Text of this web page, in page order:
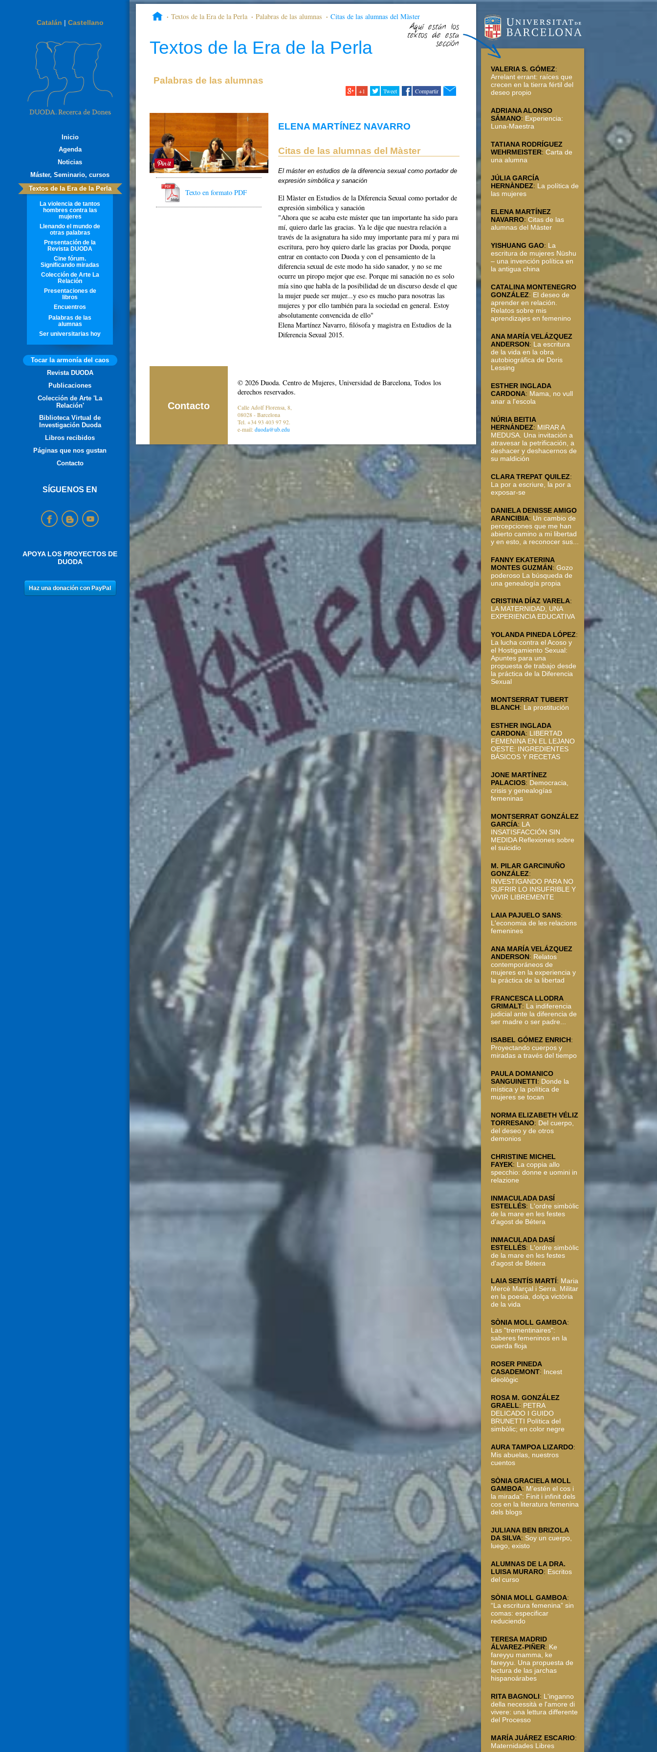
Catalán | Castellano
Inicio
Agenda
Noticias
Máster, Seminario, cursos
Textos de la Era de la Perla
La violencia de tantos
hombres contra las
mujeres
Llenando el mundo de
otras palabras
Presentación de la
Revista DUODA
Cine fórum.
Significando miradas
Colección de Arte La
Relación
Presentaciones de
libros
Encuentros
Palabras de las
alumnas
Ser universitarias hoy
Tocar la armonía del caos
Revista DUODA
Publicaciones
Colección de Arte 'La
Relación'
Biblioteca Virtual de
Investigación Duoda
Libros recibidos
Páginas que nos gustan
Contacto
SÍGUENOS EN
APOYA LOS PROYECTOS DE
DUODA
Textos de la Era de la Perla Palabras de las alumnas Citas de las alumnas del Màster
Aquí están los
textos de esta
sección
Textos de la Era de la Perla
Palabras de las alumnas
+1 Tweet Compartir
Texto en formato PDF
ELENA MARTÍNEZ NAVARRO
Citas de las alumnas del Màster
El máster en estudios de la diferencia sexual como portador de
expresión simbólica y sanación
El Màster en Estudios de la Diferencia Sexual como portador de
expresión simbólica y sanación
"Ahora que se acaba este máster que tan importante ha sido para
mí, quiero darle las gracias. Ya le dije que nuestra relación a
través de la asignatura ha sido muy importante para mí y para mi
escritura, pero hoy quiero darle las gracias por Duoda, porque
entrar en contacto con Duoda y con el pensamiento de la
diferencia sexual de este modo ha sido sanador, y no se me
ocurre un piropo mejor que ese. Porque mi sanación no es solo
mía sino que habla de la posibilidad de un discurso desde el que
la mujer puede ser mujer...y eso es mucho para nosotras las
mujeres y por ello también para la sociedad en general. Estoy
absolutamente convencida de ello"
Elena Martínez Navarro, filósofa y magistra en Estudios de la
Diferencia Sexual 2015.
Contacto
© 2026 Duoda. Centro de Mujeres, Universidad de Barcelona, Todos los
derechos reservados.
Calle Adolf Florensa, 8,
08028 - Barcelona
Tel. +34 93 403 97 92.
e-mail: duoda@ub.edu
VALERIA S. GÓMEZ:
Arrelant errant: raíces que
crecen en la tierra fértil del
deseo propio
ADRIANA ALONSO
SÁMANO: Experiencia:
Luna-Maestra
TATIANA RODRÍGUEZ
WEHRMEISTER:Carta de
una alumna
JÚLIA GARCÍA
HERNÀNDEZ: La política de
las mujeres
ELENA MARTÍNEZ
NAVARRO:Citas de las
alumnas del Màster
YISHUANG GAO: La
escritura de mujeres Nüshu
– una invención política en
la antigua china
CATALINA MONTENEGRO
GONZÁLEZ: El deseo de
aprender en relación.
Relatos sobre mis
aprendizajes en femenino
ANA MARÍA VELÁZQUEZ
ANDERSON: La escritura
de la vida en la obra
autobiográfica de Doris
Lessing
ESTHER INGLADA
CARDONA: Mama, no vull
anar a l'escola
NÚRIA BEITIA
HERNÁNDEZ: MIRAR A
MEDUSA. Una invitación a
atravesar la petrificación, a
deshacer y deshacernos de
su maldición
CLARA TREPAT QUILEZ:
La por a escriure, la por a
exposar-se
DANIELA DENISSE AMIGO
ARANCIBIA: Un cambio de
percepciones que me han
abierto camino a mi libertad
y en esto, a reconocer sus...
FANNY EKATERINA
MONTES GUZMÁN:Gozo
poderoso La búsqueda de
una genealogía propia
CRISTINA DÍAZ VARELA:
LA MATERNIDAD, UNA
EXPERIENCIA EDUCATIVA
YOLANDA PINEDA LÓPEZ:
La lucha contra el Acoso y
el Hostigamiento Sexual:
Apuntes para una
propuesta de trabajo desde
la práctica de la Diferencia
Sexual
MONTSERRAT TUBERT
BLANCH: La prostitución
ESTHER INGLADA
CARDONA: LIBERTAD
FEMENINA EN EL LEJANO
OESTE: INGREDIENTES
BÁSICOS Y RECETAS
JONE MARTÍNEZ
PALACIOS: Democracia,
crisis y genealogías
femeninas
MONTSERRAT GONZÁLEZ
GARCÍA: LA
INSATISFACCIÓN SIN
MEDIDA Reflexiones sobre
el suicidio
M. PILAR GARCINUÑO
GONZÁLEZ:
INVESTIGANDO PARA NO
SUFRIR LO INSUFRIBLE Y
VIVIR LIBREMENTE
LAIA PAJUELO SANS:
L'economia de les relacions
femenines
ANA MARÍA VELÁZQUEZ
ANDERSON: Relatos
contemporáneos de
mujeres en la experiencia y
la práctica de la libertad
FRANCESCA LLODRA
GRIMALT: La indiferencia
judicial ante la diferencia de
ser madre o ser padre...
ISABEL GÓMEZ ENRICH:
Proyectando cuerpos y
miradas a través del tiempo
PAULA DOMANICO
SANGUINETTI: Donde la
mística y la política de
mujeres se tocan
NORMA ELIZABETH VÉLIZ
TORRESANO: Del cuerpo,
del deseo y de otros
demonios
CHRISTINE MICHEL
FAYEK: La coppia allo
specchio: donne e uomini in
relazione
INMACULADA DASÍ
ESTELLÉS: L'ordre simbòlic
de la mare en les festes
d'agost de Bétera
INMACULADA DASÍ
ESTELLÉS: L'ordre simbòlic
de la mare en les festes
d'agost de Bétera
LAIA SENTÍS MARTÍ: Maria
Mercè Marçal i Serra. Militar
en la poesia, dolça victòria
de la vida
SÒNIA MOLL GAMBOA:
Las "trementinaires":
saberes femeninos en la
cuerda floja
ROSER PINEDA
CASADEMONT: Incest
ideològic
ROSA M. GONZÁLEZ
GRAELL: PETRA
DELICADO I GUIDO
BRUNETTI Política del
simbòlic; en color negre
AURA TAMPOA LIZARDO:
Mis abuelas, nuestros
cuentos
SÒNIA GRACIELA MOLL
GAMBOA: M’estén el cos i
la mirada": Finit i infinit dels
cos en la literatura femenina
dels blogs
JULIANA BEN BRIZOLA
DA SILVA: Soy un cuerpo,
luego, existo
ALUMNAS DE LA DRA.
LUISA MURARO: Escritos
del curso
SÒNIA MOLL GAMBOA:
“La escritura femenina” sin
comas: especificar
reduciendo
TERESA MADRID
ÁLVAREZ-PIÑER: Ke
fareyyu mamma, ke
fareyyu. Una propuesta de
lectura de las jarchas
hispanoárabes
RITA BAGNOLI: L'inganno
della necessità e l'amore di
vivere: una lettura differente
del Processo
MARÍA JUÁREZ ESCARIO:
Maternidades Libres